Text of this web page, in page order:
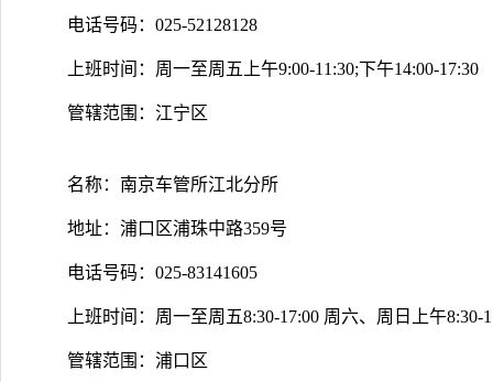
电话号码：025-52128128
上班时间：周一至周五上午9:00-11:30;下午14:00-17:30
管辖范围：江宁区
名称：南京车管所江北分所
地址：浦口区浦珠中路359号
电话号码：025-83141605
上班时间：周一至周五8:30-17:00 周六、周日上午8:30-
管辖范围：浦口区